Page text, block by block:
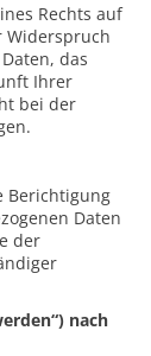
Rechts auf
Widerspruch
das
Ihrer
bei der
Berichtigung
Daten
der
nach